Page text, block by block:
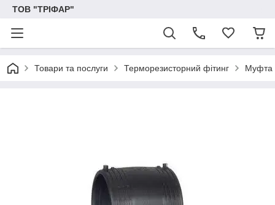
ТОВ "ТРІФАР"
Товари та послуги Терморезисторний фітинг Муфта